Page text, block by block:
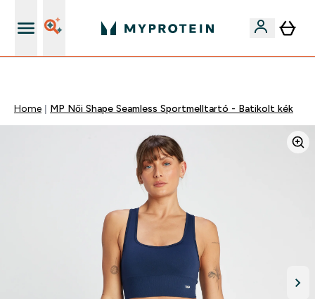
Home MP Női Shape Seamless Sportmelltartó - Batikolt kék